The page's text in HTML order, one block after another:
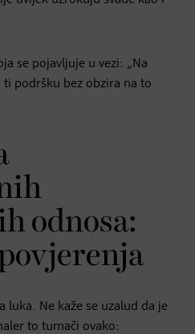
se pojavljuje u vezi: „Na
podršku bez obzira na to
odnosa:
luka. Ne kaže se uzalud da je
to tumači ovako: